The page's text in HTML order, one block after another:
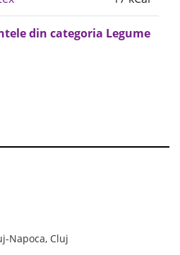
din categoria Legume
Napoca, Cluj